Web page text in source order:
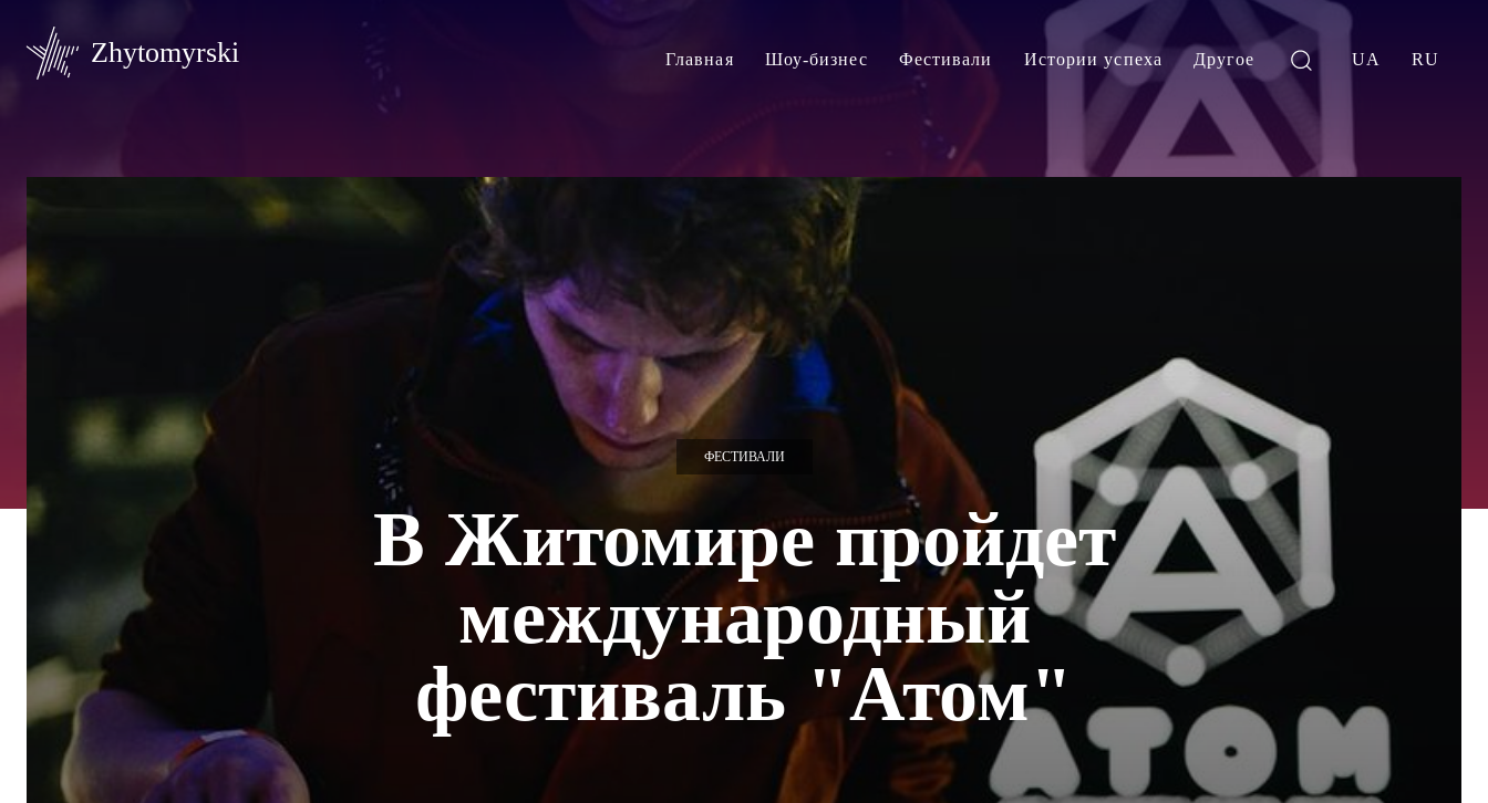
Zhytomyrski Главная Шоу-бизнес Фестивали Истории успеха Другое UA RU
ФЕСТИВАЛИ
В Житомире пройдет
международный
фестиваль "Атом"